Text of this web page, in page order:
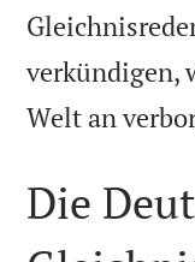
verkündigen,
Welt an
Die